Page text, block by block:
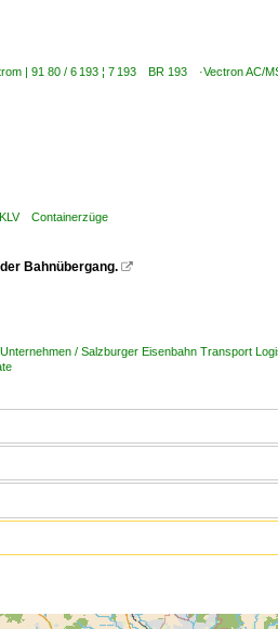
| 91 80 / 6 193 ¦ 7 193 BR 193 ·Vectron AC/
Containerzüge
Bahnübergang. 
/ Salzburger Eisenbahn Transport